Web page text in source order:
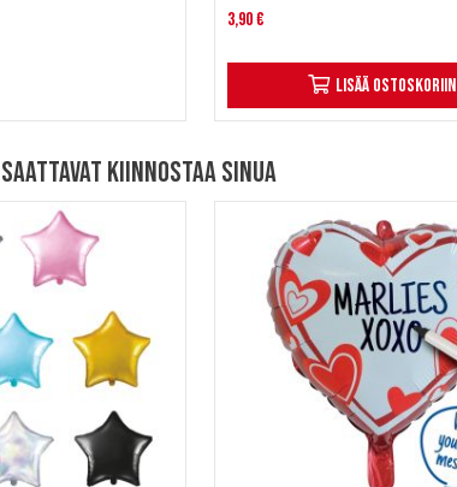
3,90 €
Lisää ostoskoriin
kiinnostaa sinua